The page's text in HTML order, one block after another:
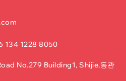
134 1228 8050
No.279 Building1, Shijie,동관